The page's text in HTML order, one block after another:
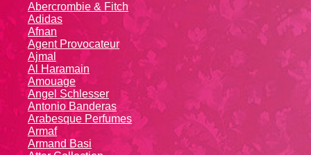
Abercrombie & Fitch
Adidas
Afnan
Agent Provocateur
Ajmal
Al Haramain
Amouage
Angel Schlesser
Antonio Banderas
Arabesque Perfumes
Armaf
Armand Basi